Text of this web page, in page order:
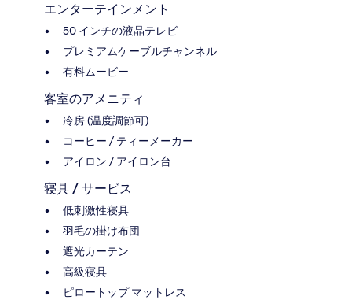
エンターテインメント
50 インチの液晶テレビ
プレミアムケーブルチャンネル
有料ムービー
客室のアメニティ
冷房 (温度調節可)
コーヒー / ティーメーカー
アイロン / アイロン台
寝具 / サービス
低刺激性寝具
羽毛の掛け布団
遮光カーテン
高級寝具
ピロートップ マットレス